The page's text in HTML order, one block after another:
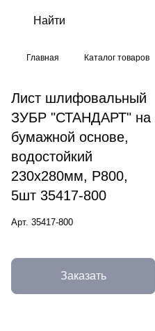
Главная Каталог товаров
Лист шлифовальный
ЗУБР "СТАНДАРТ" на
бумажной основе,
водостойкий
230х280мм, Р800,
5шт 35417-800
Арт. 35417-800
Заказать